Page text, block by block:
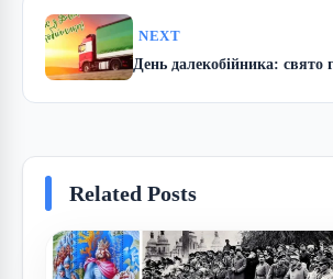
NEXT
День далекобійника: свято
Related Posts